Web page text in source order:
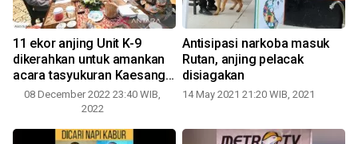
11 ekor anjing Unit K-9
dikerahkan untuk amankan
acara tasyukuran Kaesang-
Erina
08 December 2022 23:40 WIB,
2022
Antisipasi narkoba masuk
Rutan, anjing pelacak
disiagakan
14 May 2021 21:20 WIB, 2021